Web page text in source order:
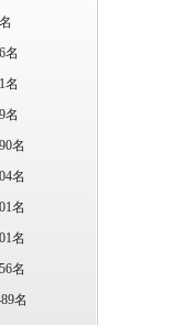
名
名
名
名
名
名
名
名
名